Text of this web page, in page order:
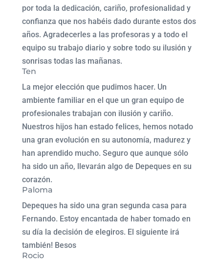
por toda la dedicación, cariño, profesionalidad y
confianza que nos habéis dado durante estos dos
años. Agradecerles a las profesoras y a todo el
equipo su trabajo diario y sobre todo su ilusión y
sonrisas todas las mañanas.
Ten
La mejor elección que pudimos hacer. Un
ambiente familiar en el que un gran equipo de
profesionales trabajan con ilusión y cariño.
Nuestros hijos han estado felices, hemos notado
una gran evolución en su autonomía, madurez y
han aprendido mucho. Seguro que aunque sólo
ha sido un año, llevarán algo de Depeques en su
corazón.
Paloma
Depeques ha sido una gran segunda casa para
Fernando. Estoy encantada de haber tomado en
su día la decisión de elegiros. El siguiente irá
también! Besos
Rocio